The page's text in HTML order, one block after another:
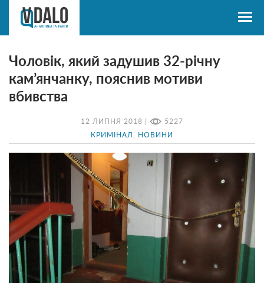
12 ЛИПНЯ 2018 | 5227
КРИМІНАЛ НОВИНИ
Чоловік, який задушив 32-річну
кам’янчанку, пояснив мотиви
вбивства